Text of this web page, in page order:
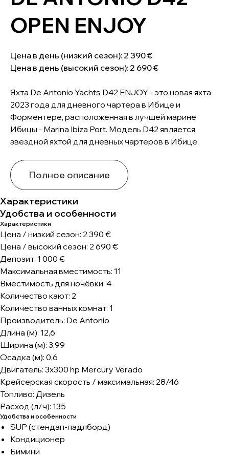
OPEN ENJOY
Цена в день (низкий сезон): 2 390 €
Цена в день (высокий сезон): 2 690 €
Яхта De Antonio Yachts D42 ENJOY - это новая яхта
2023 года для дневного чартера в Ибице и
Форментере, расположенная в лучшей марине
Ибицы - Marina Ibiza Port. Модель D42 является
звездной яхтой для дневных чартеров в Ибице.
Полное описание
Характеристики
Удобства и особенности
Характеристики
Цена / низкий сезон: 2 390 €
Цена / высокий сезон: 2 690 €
Депозит: 1 000 €
Максимальная вместимость: 11
Вместимость для ночёвки: 4
Количество кают: 2
Количество ванных комнат: 1
Производитель: De Antonio
Длина (м): 12,6
Ширина (м): 3,99
Осадка (м): 0,6
Двигатель: 3x300 hp Mercury Verado
Крейсерская скорость / максимальная: 28/46
Топливо: Дизель
Расход (л/ч): 135
Удобства и особенности
SUP (стендап-падлборд)
Кондиционер
Бимини